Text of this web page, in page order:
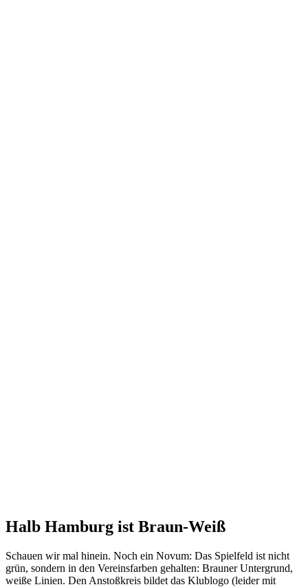
Halb Hamburg ist Braun-Weiß
Schauen wir mal hinein. Noch ein Novum: Das Spielfeld ist nicht
grün, sondern in den Vereinsfarben gehalten: Brauner Untergrund,
weiße Linien. Den Anstoßkreis bildet das Klublogo (leider mit